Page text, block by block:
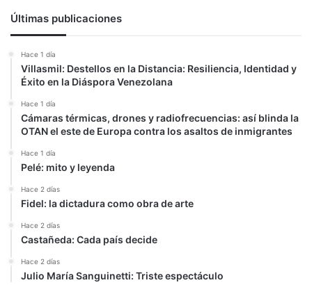
Últimas publicaciones
Hace 1 día
Villasmil: Destellos en la Distancia: Resiliencia, Identidad y
Éxito en la Diáspora Venezolana
Hace 1 día
Cámaras térmicas, drones y radiofrecuencias: así blinda la
OTAN el este de Europa contra los asaltos de inmigrantes
Hace 1 día
Pelé: mito y leyenda
Hace 2 días
Fidel: la dictadura como obra de arte
Hace 2 días
Castañeda: Cada país decide
Hace 2 días
Julio María Sanguinetti: Triste espectáculo